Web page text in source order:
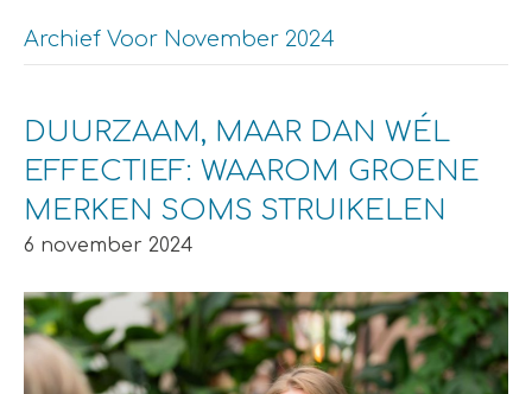
Archief Voor November 2024
DUURZAAM, MAAR DAN WÉL
EFFECTIEF: WAAROM GROENE
MERKEN SOMS STRUIKELEN
6 november 2024